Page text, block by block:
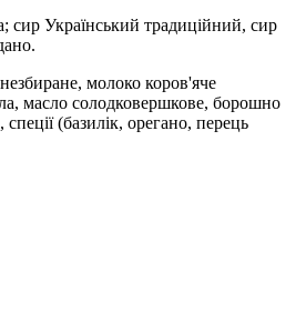
сир Український традиційний, сир
молоко коров'яче
масло солодковершкове, борошно
(базилік, орегано, перець